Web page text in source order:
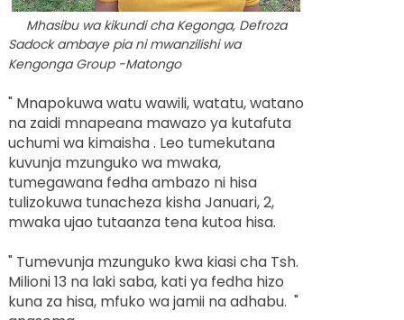
Mhasibu wa kikundi cha Kegonga, Defroza
Sadock ambaye pia ni mwanzilishi wa
Kengonga Group -Matongo
" Mnapokuwa watu wawili, watatu, watano
na zaidi mnapeana mawazo ya kutafuta
uchumi wa kimaisha . Leo tumekutana
kuvunja mzunguko wa mwaka,
tumegawana fedha ambazo ni hisa
tulizokuwa tunacheza kisha Januari, 2,
mwaka ujao tutaanza tena kutoa hisa.
" Tumevunja mzunguko kwa kiasi cha Tsh.
Milioni 13 na laki saba, kati ya fedha hizo
kuna za hisa, mfuko wa jamii na adhabu. "